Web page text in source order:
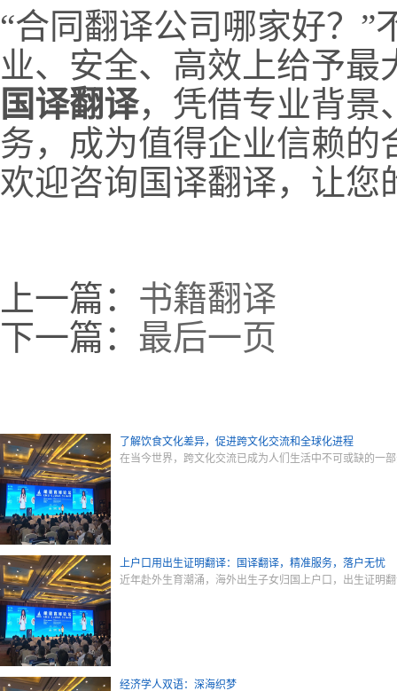
“合同翻译公司哪家好？
业、安全、高效上给予最
国译翻译，凭借专业背景
务，成为值得企业信赖的
欢迎咨询国译翻译，让您
上一篇： 书籍翻译
下一篇： 最后一页
了解饮食文化差异，促进跨文化交流和全球化进程
在当今世界，跨文化交流已成为人们生活中不可或缺的一
上户口用出生证明翻译：国译翻译，精准服务，落户无忧
近年赴外生育潮涌，海外出生子女归国上户口，出生证明
经济学人双语：深海织梦